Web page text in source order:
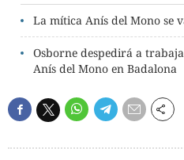
La mítica Anís del Mono se
Osborne despedirá a
Anís del Mono en Badalona